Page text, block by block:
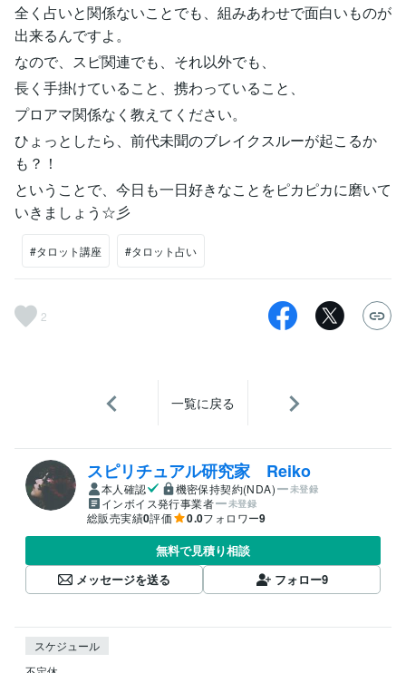
全く占いと関係ないことでも、組みあわせで面白いものが
出来るんですよ。
なので、スピ関連でも、それ以外でも、
長く手掛けていること、携わっていること、
プロアマ関係なく教えてください。
ひょっとしたら、前代未聞のブレイクスルーが起こるか
も？！
ということで、今日も一日好きなことをピカピカに磨いて
いきましょう☆彡
#タロット講座 #タロット占い
2
一覧に戻る
スピリチュアル研究家 Reiko
本人確認 機密保持契約(NDA) 未登録
インボイス発行事業者 未登録
総販売実績0評価 0.0フォロワー9
無料で見積り相談
メッセージを送る
フォロー9
スケジュール